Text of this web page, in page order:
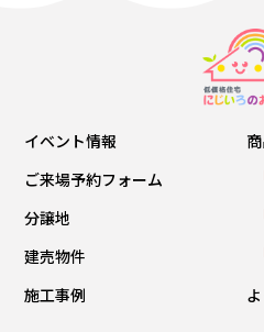
イベント情報
ご来場予約フォーム
分譲地
建売物件
施工事例